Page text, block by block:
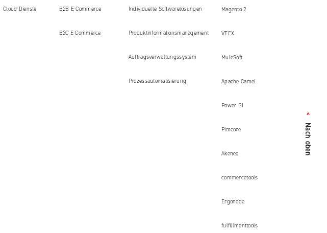
Cloud-Dienste B2B E‑Commerce
B2C E‑Commerce
Individuelle Softwarelösungen
Produkt​informations​management
Auftragsverwaltungssystem
Prozessautomatisierung
Magento 2
VTEX
MuleSoft
Apache Camel
Power BI
Pimcore
Akeneo
commercetools
Ergonode
fulfillmenttools
<
Nach oben